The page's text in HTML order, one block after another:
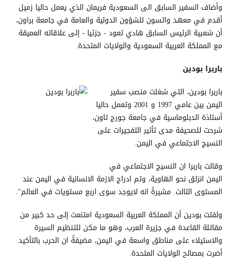
وأضاف السفير السابق الى السعودية فريمان الذي يعمل حاليا زميل
أقدم في معهد واتسون للشؤون الدولية والعامة في جامعة براون،
أن شعبية الرئيس السابق هادي تعود - جزئيا - إلى علاقاته العميقة
مع المملكة العربية السعودية والولايات المتحدة.
باربرا بودين
باربرا بودين، التي شغلت منصب سفير
اليمن بين عامي 1997 و 2001 وتعمل حاليا
أستاذة الدبلوماسية في جامعة جورج تاون،
شرحت للصحيفة مدى تأثير التفجيرات على
النسيج الاجتماعي في اليمن.
وقالت باربرا ان النسيج الاجتماعي في
اليمن انزلق نحو الهاوية، وتم ادراج الازمة الانسانية في اليمن عند
المستوى الثالث. مشيرةً انه لايوجد سوى اربع مستويات في العالم".
ولفتت بودين أن المملكة العربية السعودية امتنعت إلى حد كبير من
مقاتلة القاعدة في جزيرة العرب، وهو ما مكن للتنظيم السيرة
والاستيلاء على مناطق واسعة في اليمن، مضيفةً ان الحرب بالتأكيد
أضرت بمصالح الولايات المتحدة.